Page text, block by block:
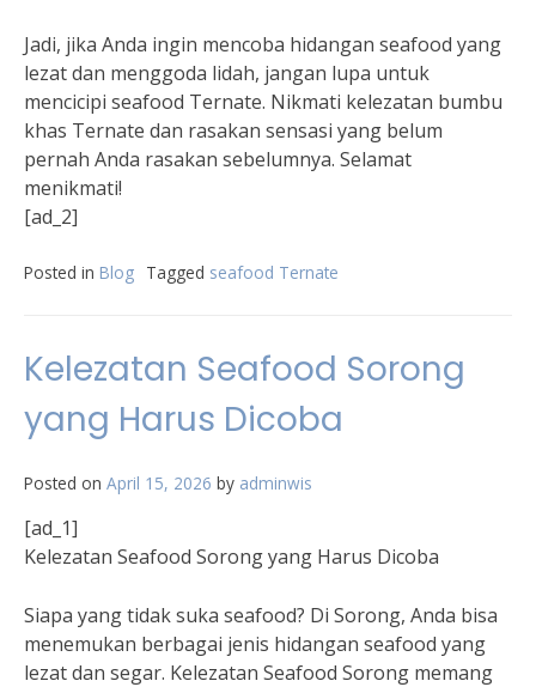
Jadi, jika Anda ingin mencoba hidangan seafood yang
lezat dan menggoda lidah, jangan lupa untuk
mencicipi seafood Ternate. Nikmati kelezatan bumbu
khas Ternate dan rasakan sensasi yang belum
pernah Anda rasakan sebelumnya. Selamat
menikmati!
[ad_2]
Posted in Blog Tagged seafood Ternate
Kelezatan Seafood Sorong
yang Harus Dicoba
Posted on April 15, 2026 by adminwis
[ad_1]
Kelezatan Seafood Sorong yang Harus Dicoba
Siapa yang tidak suka seafood? Di Sorong, Anda bisa
menemukan berbagai jenis hidangan seafood yang
lezat dan segar. Kelezatan Seafood Sorong memang